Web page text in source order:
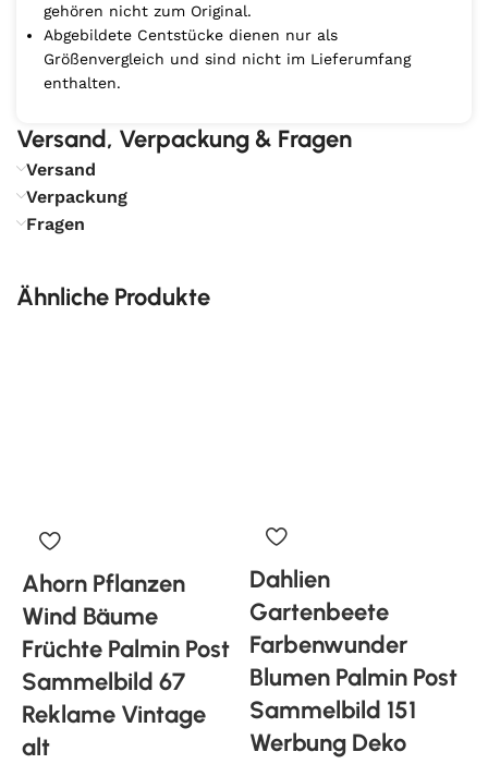
gehören nicht zum Original.
Abgebildete Centstücke dienen nur als
Größenvergleich und sind nicht im Lieferumfang
enthalten.
Versand, Verpackung & Fragen
Versand
Verpackung
Fragen
Ähnliche Produkte
Ahorn Pflanzen
Wind Bäume
Früchte Palmin Post
Sammelbild 67
Reklame Vintage
alt
Dahlien
Gartenbeete
Farbenwunder
Blumen Palmin Post
Sammelbild 151
Werbung Deko